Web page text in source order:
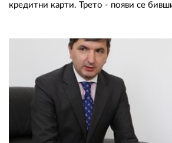
кредитни карти. Трето - появи се